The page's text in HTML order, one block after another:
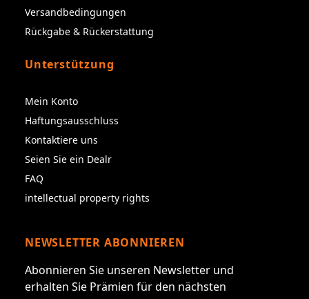
Versandbedingungen
Rückgabe & Rückerstattung
Unterstützung
Mein Konto
Haftungsausschluss
Kontaktiere uns
Seien Sie ein Dealr
FAQ
intellectual property rights
NEWSLETTER ABONNIEREN
Abonnieren Sie unseren Newsletter und
erhalten Sie Prämien für den nächsten